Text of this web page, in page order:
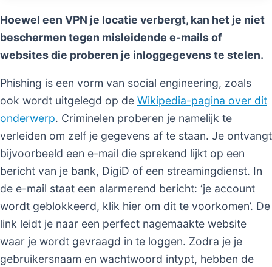
Hoewel een VPN je locatie verbergt, kan het je niet
beschermen tegen misleidende e-mails of
websites die proberen je inloggegevens te stelen.
Phishing is een vorm van social engineering, zoals
ook wordt uitgelegd op de Wikipedia-pagina over dit
onderwerp. Criminelen proberen je namelijk te
verleiden om zelf je gegevens af te staan. Je ontvangt
bijvoorbeeld een e-mail die sprekend lijkt op een
bericht van je bank, DigiD of een streamingdienst. In
de e-mail staat een alarmerend bericht: ‘je account
wordt geblokkeerd, klik hier om dit te voorkomen’. De
link leidt je naar een perfect nagemaakte website
waar je wordt gevraagd in te loggen. Zodra je je
gebruikersnaam en wachtwoord intypt, hebben de